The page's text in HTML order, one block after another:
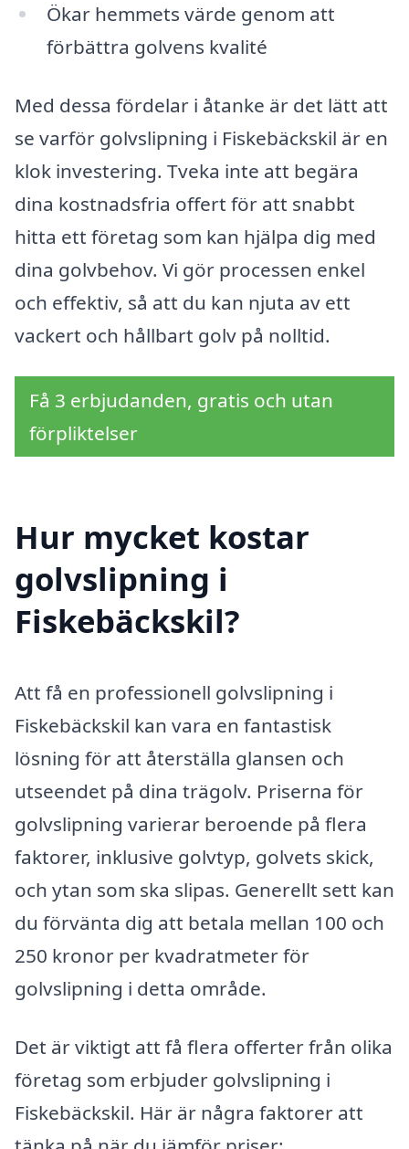
Ökar hemmets värde genom att
förbättra golvens kvalité
Med dessa fördelar i åtanke är det lätt att
se varför golvslipning i Fiskebäckskil är en
klok investering. Tveka inte att begära
dina kostnadsfria offert för att snabbt
hitta ett företag som kan hjälpa dig med
dina golvbehov. Vi gör processen enkel
och effektiv, så att du kan njuta av ett
vackert och hållbart golv på nolltid.
Få 3 erbjudanden, gratis och utan
förpliktelser
Hur mycket kostar
golvslipning i
Fiskebäckskil?
Att få en professionell golvslipning i
Fiskebäckskil kan vara en fantastisk
lösning för att återställa glansen och
utseendet på dina trägolv. Priserna för
golvslipning varierar beroende på flera
faktorer, inklusive golvtyp, golvets skick,
och ytan som ska slipas. Generellt sett kan
du förvänta dig att betala mellan 100 och
250 kronor per kvadratmeter för
golvslipning i detta område.
Det är viktigt att få flera offerter från olika
företag som erbjuder golvslipning i
Fiskebäckskil. Här är några faktorer att